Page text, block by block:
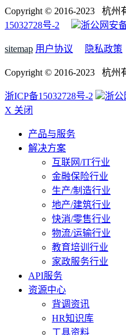
Copyright © 2016-2023 杭
15032728号-2
浙公网安
sitemap 用户协议 隐私政策
Copyright © 2016-2023 杭州
浙ICP备15032728号-2
浙公
X 关闭
产品与服务
解决方案
互联网/IT行业
金融保险行业
生产/制造行业
地产/建筑行业
快消/零售行业
物流/运输行业
教育培训行业
家政服务行业
API服务
资源中心
背调资讯
HR知识库
工具资料